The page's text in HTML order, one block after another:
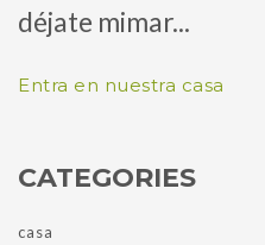
déjate mimar...
Entra en nuestra casa
CATEGORIES
casa